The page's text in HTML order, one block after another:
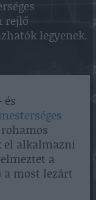
rejlő
legyenek.
el alkalmazni
a
a most lezárt